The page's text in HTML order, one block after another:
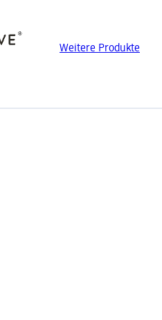
Weitere Produkte